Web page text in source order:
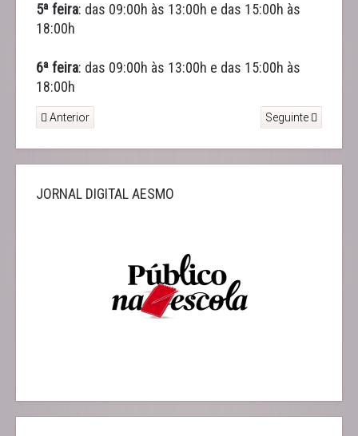
5ª feira: das 09:00h às 13:00h e das 15:00h às
18:00h
6ª feira: das 09:00h às 13:00h e das 15:00h às
18:00h
Anterior Seguinte
JORNAL DIGITAL AESMO